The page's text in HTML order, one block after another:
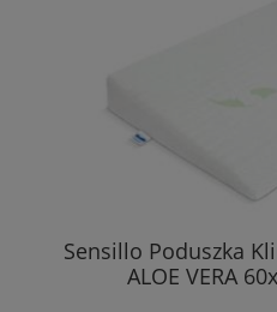
Sensillo Poduszka
ALOE VERA